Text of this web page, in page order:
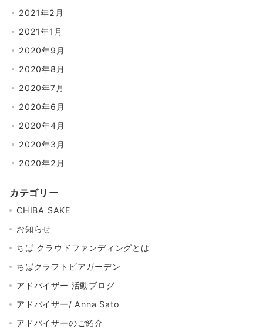
2021年2月
2021年1月
2020年9月
2020年8月
2020年7月
2020年6月
2020年4月
2020年3月
2020年2月
カテゴリー
CHIBA SAKE
お知らせ
ちば クラウドファンディングとは
ちばクラフトビアガーデン
アドバイザー 活動ブログ
アドバイザー/ Anna Sato
アドバイザーのご紹介